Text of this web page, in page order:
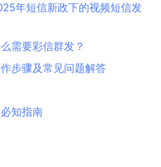
年短信新政下的视频短信发
需要彩信群发？
步骤及常见问题解答
知指南